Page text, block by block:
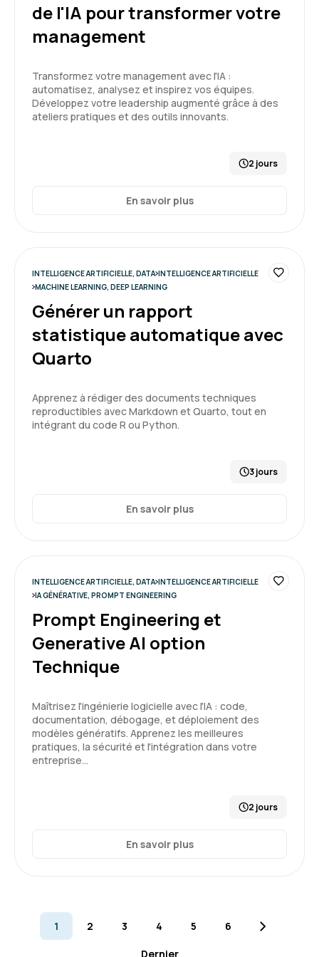
Florent C.
Très bon état des lieux permettant de bien
introduire l'IA à des pseudos néophytes avec
une bonne explication des forces et des
faiblesses de chaque type de modèle.
5
Formateur dynamique et pertinent
Formation : IA générative, état de l'art
CARNEIRO T. Le 19/03/2026
Jean-Luc T.
5
Cela m’a ouvert les yeux en matière d’IA
Formation : Prompt Engineering et Generative AI
particulier. connectivité très correcte.
de l'IA pour transformer votre
management
Transformez votre management avec l'IA :
automatisez, analysez et inspirez vos équipes.
Développez votre leadership augmenté grâce à des
ateliers pratiques et des outils innovants.
2 jours
En savoir plus
INTELLIGENCE ARTIFICIELLE, DATA INTELLIGENCE ARTIFICIELLE
MACHINE LEARNING, DEEP LEARNING
Générer un rapport
statistique automatique avec
Quarto
Apprenez à rédiger des documents techniques
reproductibles avec Markdown et Quarto, tout en
intégrant du code R ou Python.
3 jours
En savoir plus
INTELLIGENCE ARTIFICIELLE, DATA INTELLIGENCE ARTIFICIELLE
IA GÉNÉRATIVE, PROMPT ENGINEERING
Prompt Engineering et
Generative AI option
Technique
Maîtrisez l'ingénierie logicielle avec l'IA : code,
documentation, débogage, et déploiement des
modèles génératifs. Apprenez les meilleures
pratiques, la sécurité et l'intégration dans votre
entreprise…
2 jours
En savoir plus
1 2 3 4 5 6
Dernier